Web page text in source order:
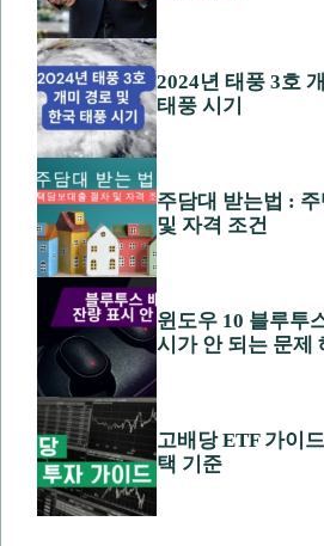
2024년 태풍 3호
태풍 시기
주담대 받는법 :
및 자격 조건
윈도우 10 블루투
시가 안 되는 문제
고배당 ETF 가이
택 기준